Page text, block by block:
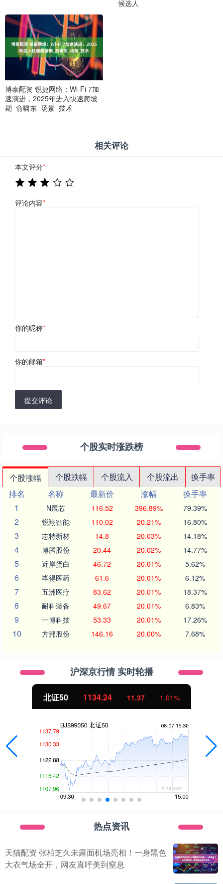
候选人
博泰配资 锐捷网络：Wi-Fi 7加
速演进，2025年进入快速爬坡
期_俞啸东_场景_技术
相关评论
本文评分*
评论内容*
你的昵称*
你的邮箱*
提交评论
个股实时涨跌榜
个股涨幅 个股跌幅 个股流入 个股流出
换手率
排名
名称 最新价 涨幅
换手率
1
N展芯 116.52 396.89% 79.39%
2 锐翔智能 110.02 20.21% 16.80%
3 志特新材 14.8 20.03% 14.18%
4 博腾股份 20.44 20.02% 14.77%
5 近岸蛋白 46.72 20.01% 5.62%
6 毕得医药 61.6 20.01% 6.12%
7 五洲医疗 83.62 20.01% 18.37%
8 耐科装备 49.67 20.01% 6.83%
9 一博科技 53.33 20.01% 17.26%
10 方邦股份 146.16 20.00% 7.68%
沪深京行情 实时轮播
北证50 1134.24 11.37 1.01%
热点资讯
天猫配资 张柏芝久未露面机场亮相！一身黑色
大衣气场全开，网友直呼美到窒息